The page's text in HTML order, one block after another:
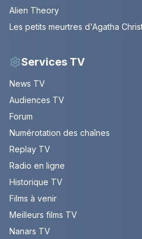
Alien Theory
Les petits meurtres d'Agatha
Services TV
News TV
Audiences TV
Forum
Numérotation des chaînes
Replay TV
Radio en ligne
Historique TV
Films à venir
Meilleurs films TV
Nanars TV